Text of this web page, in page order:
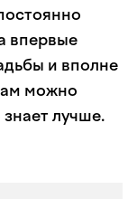
впервые
и вполне
можно
лучше.